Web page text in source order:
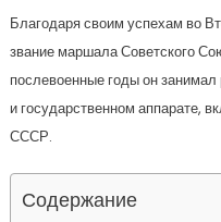
Благодаря своим успехам во
звание маршала Советского
послевоенные годы он
и государственном аппарате,
СССР.
Содержание